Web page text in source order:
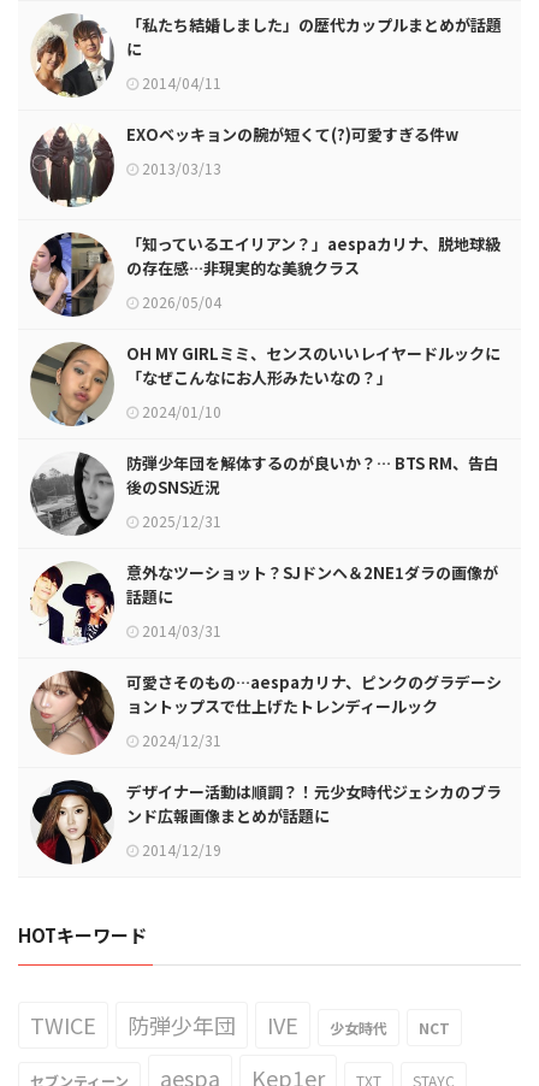
「私たち結婚しました」の歴代カップルまとめが話題
に
2014/04/11
EXOベッキョンの腕が短くて(?)可愛すぎる件w
2013/03/13
「知っているエイリアン？」aespaカリナ、脱地球級
の存在感…非現実的な美貌クラス
2026/05/04
OH MY GIRLミミ、センスのいいレイヤードルックに
「なぜこんなにお人形みたいなの？」
2024/01/10
防弾少年団を解体するのが良いか？… BTS RM、告白
後のSNS近況
2025/12/31
意外なツーショット？SJドンヘ＆2NE1ダラの画像が
話題に
2014/03/31
可愛さそのもの…aespaカリナ、ピンクのグラデーシ
ョントップスで仕上げたトレンディールック
2024/12/31
デザイナー活動は順調？！元少女時代ジェシカのブラ
ンド広報画像まとめが話題に
2014/12/19
HOTキーワード
TWICE 防弾少年団 IVE 少女時代 NCT
セブンティーン aespa Kep1er TXT STAYC